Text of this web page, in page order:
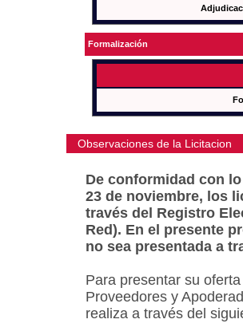
Formalización
Observaciones de la Licitacion
De conformidad con
23 de noviembre, los
través del Registro
Red). En el presente
no sea presentada a
Para presentar su
Proveedores y
realiza a través del